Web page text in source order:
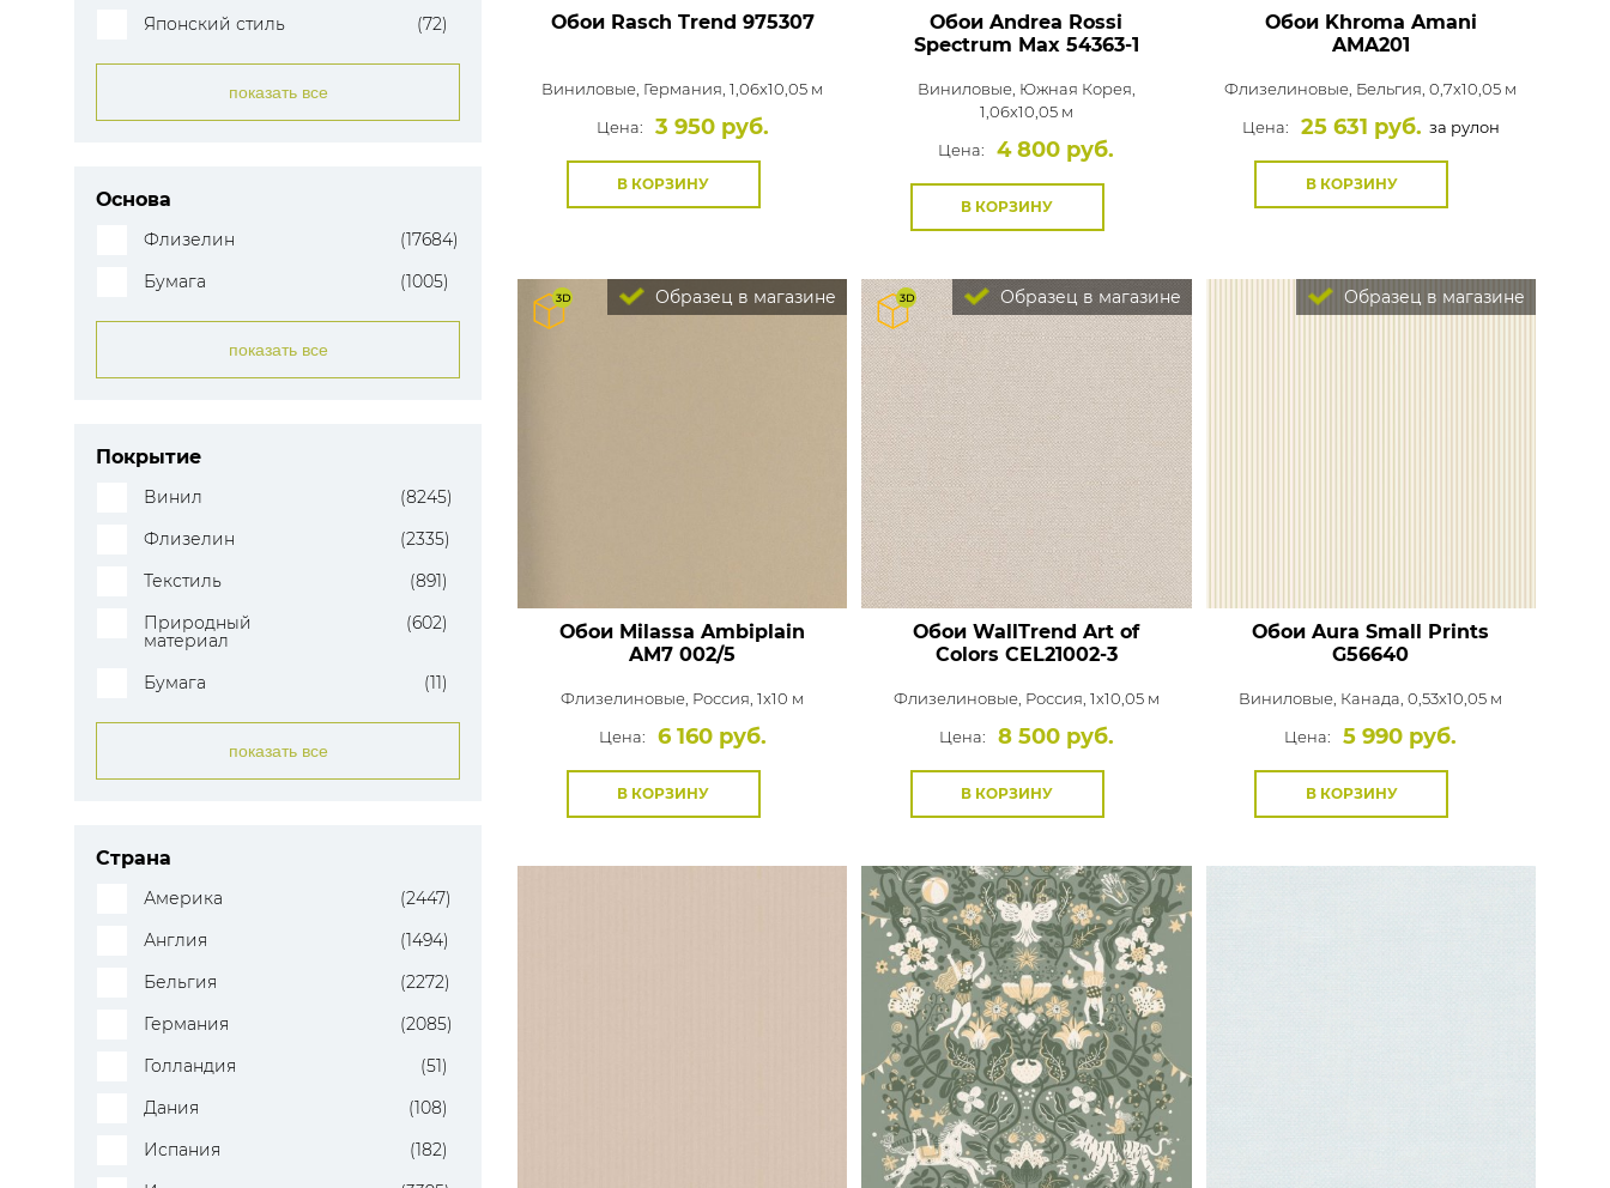
Японский стиль (72)
показать все
Основа
Флизелин
(17684)
Бумага
(1005)
показать все
Покрытие
Винил
(8245)
Флизелин
(2335)
Текстиль
(891)
Природный
материал
(602)
Бумага (11)
показать все
Страна
Америка
(2447)
Англия
(1494)
Бельгия
(2272)
Германия
(2085)
Голландия
(51)
Дания
(108)
Испания
(182)
Обои Rasch Trend 975307
Виниловые, Германия, 1,06x10,05 м
Цена:
3 950 руб.
В КОРЗИНУ
Обои Andrea Rossi
Spectrum Max 54363-1
Виниловые, Южная Корея,
1,06x10,05 м
Цена:
4 800 руб.
В КОРЗИНУ
Обои Khroma Amani
AMA201
Флизелиновые, Бельгия, 0,7x10,05 м
Цена:
25 631 руб. за рулон
В КОРЗИНУ
Образец в магазине
Обои Milassa Ambiplain
AM7 002/5
Флизелиновые, Россия, 1x10 м
Цена:
6 160 руб.
В КОРЗИНУ
Образец в магазине
Обои WallTrend Art of
Colors CEL21002-3
Флизелиновые, Россия, 1x10,05 м
Цена:
8 500 руб.
В КОРЗИНУ
Образец в магазине
Обои Aura Small Prints
G56640
Виниловые, Канада, 0,53x10,05 м
Цена:
5 990 руб.
В КОРЗИНУ